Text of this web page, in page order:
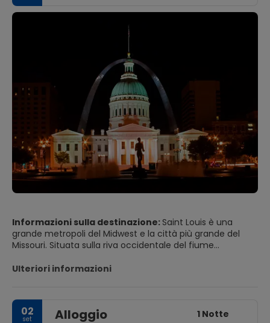
Informazioni sulla destinazione: Saint Louis è una
grande metropoli del Midwest e la città più grande del
Missouri. Situata sulla riva occidentale del fiume
visitare. La città ha molti siti interessanti, sia storici che
punto di riferimento più famoso di Saint Louis e domina lo
skyline. Si trova nel Jefferson National Expansion Memorial
Ulteriori informazioni
02
set Alloggio 1 Notte